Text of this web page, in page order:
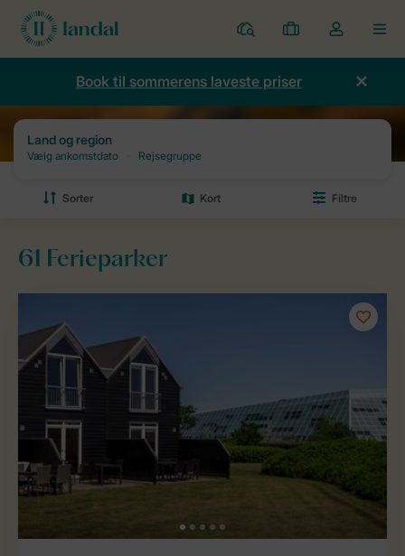
Parker
Mine
bookinger
Toggle
the
dropdown
Book til sommerens laveste priser